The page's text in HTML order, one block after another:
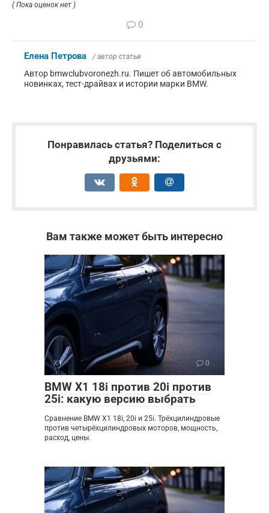
( Пока оценок нет )
0
Елена Петрова / автор статьи
Автор bmwclubvoronezh.ru. Пишет об автомобильных
новинках, тест-драйвах и истории марки BMW.
Понравилась статья? Поделиться с
друзьями:
Вам также может быть интересно
X1 0
BMW X1 18i против 20i против
25i: какую версию выбрать
Сравнение BMW X1 18i, 20i и 25i. Трёхцилиндровые
против четырёхцилиндровых моторов, мощность,
расход, цены.